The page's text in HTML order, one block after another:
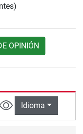
OPINIÓN
Idioma